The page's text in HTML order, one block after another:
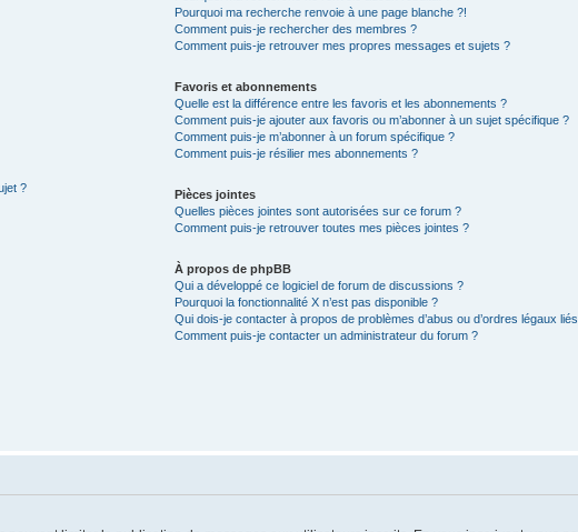
?
Pourquoi ma recherche renvoie à une page blanche ?!
Comment puis-je rechercher des membres ?
Comment puis-je retrouver mes propres messages et sujets ?
Favoris et abonnements
Quelle est la différence entre les favoris et les abonnements ?
Comment puis-je ajouter aux favoris ou m’abonner à un sujet spécifique ?
Comment puis-je m’abonner à un forum spécifique ?
Comment puis-je résilier mes abonnements ?
Pièces jointes
Quelles pièces jointes sont autorisées sur ce forum ?
Comment puis-je retrouver toutes mes pièces jointes ?
À propos de phpBB
Qui a développé ce logiciel de forum de discussions ?
Pourquoi la fonctionnalité X n’est pas disponible ?
Qui dois-je contacter à propos de problèmes d’abus ou d’ordres légaux
Comment puis-je contacter un administrateur du forum ?